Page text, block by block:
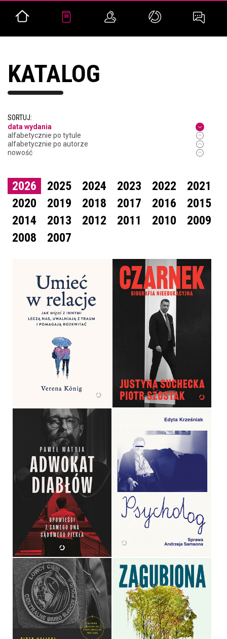
KATALOG
SORTUJ:
data wydania
alfabetycznie po tytule
alfabetycznie po autorze
nowość
2026 2025 2024 2023 2022
2021
2020
2019 2018 2017 2016
2015
2014
2013 2012 2011 2010
2009
2008
2007
UMIEĆ W RELACJE. JAK
WIĘZI Z INNYMI LECZĄ
NAS, UWALNIAJĄ Z
TRAUM I POMAGAJĄ
VERENA KÖNIG
OPRAWA MIĘKKA
54,99 ZŁ
CZARNEK. BIOGRAFIA
NIEEDUKACYJNA
JUSTYNA SUCHECKA, PIOTR
SZOSTAK
OPRAWA MIĘKKA
54,99 ZŁ
ADWOKAT DIABŁÓW.
OPOWIEŚCI Z SAMEGO
DNA SĄDOWEGO PIEKŁA
PAWEŁ MATYJA
OPRAWA MIĘKKA
64,99 ZŁ
PSYCHOLOG. SPRAWA
ANDRZEJA SAMSONA
EDYTA KRZEŚNIAK
OPRAWA MIĘKKA
59,99 ZŁ
ŁOWCY CIENI. KULISY
DZIAŁANIA NAJBARDZIEJ
TAJEMNICZEJ
JEDNOSTKI POLICJI
ZAGUBIONA